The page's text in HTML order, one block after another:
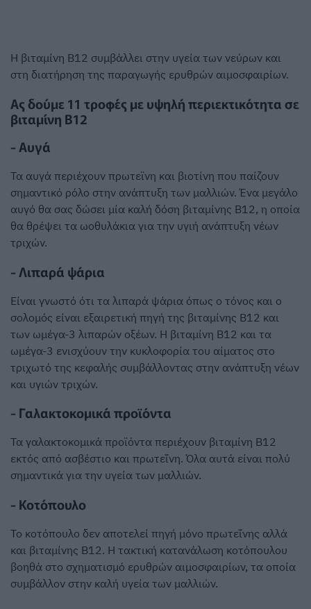
Η βιταμίνη Β12 συμβάλλει στην υγεία των νεύρων και
στη διατήρηση της παραγωγής ερυθρών αιμοσφαιρίων.
Ας δούμε 11 τροφές με υψηλή περιεκτικότητα σε
βιταμίνη Β12
- Αυγά
Τα αυγά περιέχουν πρωτεϊνη και βιοτίνη που παίζουν
σημαντικό ρόλο στην ανάπτυξη των μαλλιών. Ένα μεγάλο
αυγό θα σας δώσει μία καλή δόση βιταμίνης Β12, η οποία
θα θρέψει τα ωοθυλάκια για την υγιή ανάπτυξη νέων
τριχών.
- Λιπαρά ψάρια
Είναι γνωστό ότι τα λιπαρά ψάρια όπως ο τόνος και ο
σολομός είναι εξαιρετική πηγή της βιταμίνης Β12 και
των ωμέγα-3 λιπαρών οξέων. Η βιταμίνη Β12 και τα
ωμέγα-3 ενισχύουν την κυκλοφορία του αίματος στο
τριχωτό της κεφαλής συμβάλλοντας στην ανάπτυξη νέων
και υγιών τριχών.
- Γαλακτοκομικά προϊόντα
Τα γαλακτοκομικά προϊόντα περιέχουν βιταμίνη Β12
εκτός από ασβέστιο και πρωτεΐνη. Όλα αυτά είναι πολύ
σημαντικά για την υγεία των μαλλιών.
- Κοτόπουλο
Το κοτόπουλο δεν αποτελεί πηγή μόνο πρωτεΐνης αλλά
και βιταμίνης Β12. Η τακτική κατανάλωση κοτόπουλου
βοηθά στο σχηματισμό ερυθρών αιμοσφαιρίων, τα οποία
συμβάλλον στην καλή υγεία των μαλλιών.